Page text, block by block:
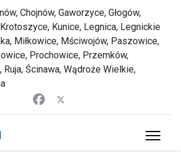
Chojnów, Gaworzyce, Głogów,
Kunice, Legnica, Legnickie
Miłkowice, Mściwojów, Paszowice,
Prochowice, Przemków,
Ruja, Ścinawa, Wądroże Wielkie,